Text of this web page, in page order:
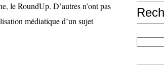
le RoundUp. D’autres n’ont pas
médiatique d’un sujet